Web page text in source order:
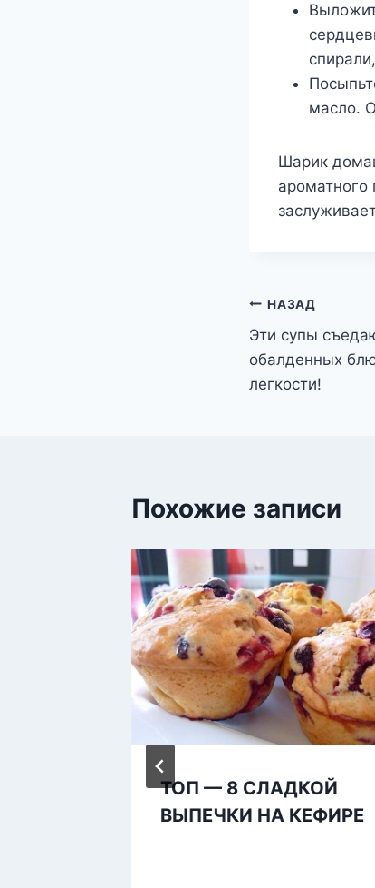
масло.
Шарик
Навигация
по
записям
НАЗАД
Эти супы
обалденных
легкости!
Похожие записи
ТОП — 8 СЛАДКОЙ
ВЫПЕЧКИ НА КЕФИРЕ